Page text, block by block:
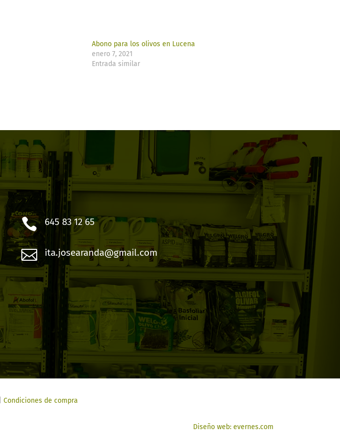
Abono para los olivos en Lucena
enero 7, 2021
Entrada similar
 645 83 12 65
 ita.josearanda@gmail.com
|Condiciones de compra
Diseño web: evernes.com